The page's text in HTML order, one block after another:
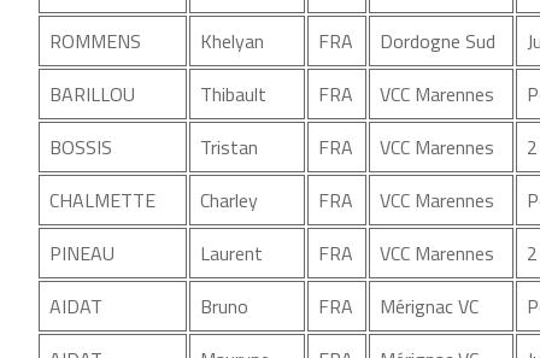
ROMMENS
Khelyan FRA Dordogne Sud
BARILLOU
Thibault FRA VCC Marennes
BOSSIS
Tristan FRA VCC Marennes
CHALMETTE
Charley FRA VCC Marennes
PINEAU
Laurent FRA VCC Marennes
AIDAT
Bruno FRA Mérignac VC